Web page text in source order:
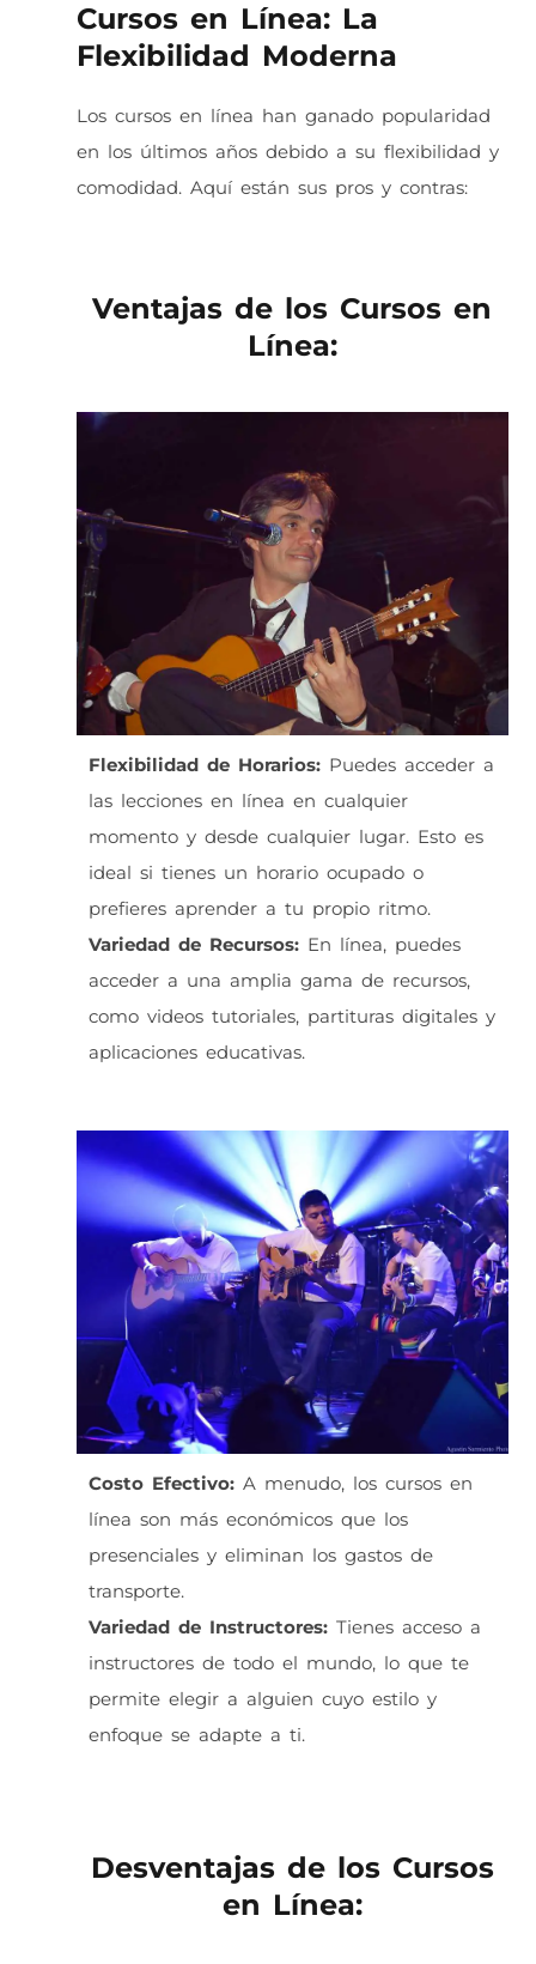
Cursos en Línea: La
Flexibilidad Moderna
Los cursos en línea han ganado popularidad
en los últimos años debido a su flexibilidad y
comodidad. Aquí están sus pros y contras:
Ventajas de los Cursos en
Línea:
Flexibilidad de Horarios:Puedes acceder a
las lecciones en línea en cualquier
momento y desde cualquier lugar. Esto es
ideal si tienes un horario ocupado o
prefieres aprender a tu propio ritmo.
Variedad de Recursos:En línea, puedes
acceder a una amplia gama de recursos,
como videos tutoriales, partituras digitales y
aplicaciones educativas.
Costo Efectivo:A menudo, los cursos en
línea son más económicos que los
presenciales y eliminan los gastos de
transporte.
Variedad de Instructores:Tienes acceso a
instructores de todo el mundo, lo que te
permite elegir a alguien cuyo estilo y
enfoque se adapte a ti.
Desventajas de los Cursos
en Línea: